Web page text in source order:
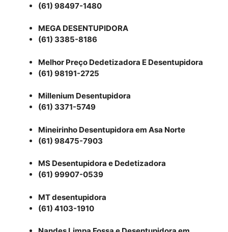
(61) 98497-1480
MEGA DESENTUPIDORA
(61) 3385-8186
Melhor Preço Dedetizadora E Desentupidora
(61) 98191-2725
Millenium Desentupidora
(61) 3371-5749
Mineirinho Desentupidora em Asa Norte
(61) 98475-7903
MS Desentupidora e Dedetizadora
(61) 99907-0539
MT desentupidora
(61) 4103-1910